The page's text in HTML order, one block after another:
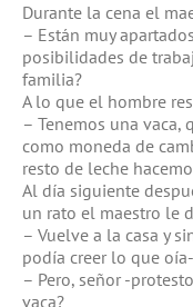
Durante la cena el
– Están muy
posibilidades de
familia?
A lo que el hombre
– Tenemos una
como moneda de
resto de leche
Al día siguiente
un rato el maestro le
– Vuelve a la casa y
podía creer lo que oía-
– Pero, señor -
vaca?